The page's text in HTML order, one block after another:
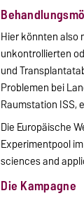
Hier könnten also
unkontrollierten
und
Problemen bei
Raumstation ISS,
Die Europäische
Experimentpool
sciences and
Die Kampagne